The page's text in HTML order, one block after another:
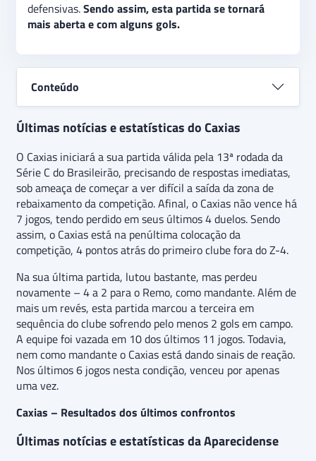
defensivas.Sendo assim, esta partida se tornará
mais aberta e com alguns gols.
Conteúdo
Últimas notícias e estatísticas do Caxias
O Caxias iniciará a sua partida válida pela 13ª rodada da
Série C do Brasileirão, precisando de respostas imediatas,
sob ameaça de começar a ver difícil a saída da zona de
rebaixamento da competição. Afinal, o Caxias não vence há
7 jogos, tendo perdido em seus últimos 4 duelos. Sendo
assim, o Caxias está na penúltima colocação da
competição, 4 pontos atrás do primeiro clube fora do Z-4.
Na sua última partida, lutou bastante, mas perdeu
novamente – 4 a 2 para o Remo, como mandante. Além de
mais um revés, esta partida marcou a terceira em
sequência do clube sofrendo pelo menos 2 gols em campo.
A equipe foi vazada em 10 dos últimos 11 jogos. Todavia,
nem como mandante o Caxias está dando sinais de reação.
Nos últimos 6 jogos nesta condição, venceu por apenas
uma vez.
Caxias – Resultados dos últimos confrontos
Últimas notícias e estatísticas da Aparecidense